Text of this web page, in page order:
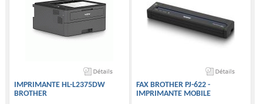
IMPRIMANTE HL-L2375DW
BROTHER
FAX BROTHER PJ-622 -
IMPRIMANTE MOBILE